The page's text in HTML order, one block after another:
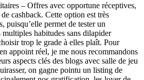
– Offres avec opportune réceptives,
cashback. Cette option est très
puisqu’elle permet de tester un
habitudes sans dilapider
trop le grade à elles plaît. Pour
appoint réel, je me nous recommandons
aspects clés des blogs avec salle de jeu
on gagne pointu un listing de